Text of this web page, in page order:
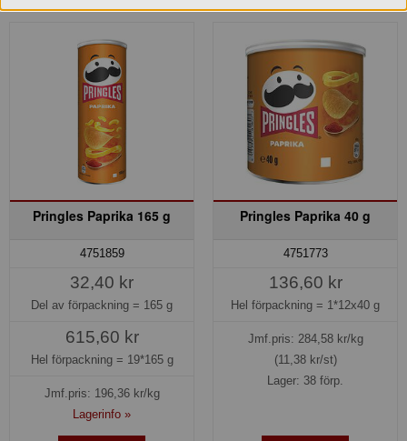
Pringles Paprika 165 g
4751859
32,40 kr
Del av förpackning = 165 g
615,60 kr
Hel förpackning = 19*165 g
Jmf.pris: 196,36kr/kg
Lagerinfo »
Pringles Paprika 40 g
4751773
136,60 kr
Hel förpackning = 1*12x40 g
Jmf.pris: 284,58kr/kg
(11,38 kr/st)
Lager: 38 förp.